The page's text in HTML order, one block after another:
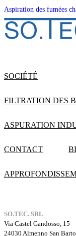
Aspiration des fumées
SOCIÉTÉ
FILTRATION DES
ASPURATION
CONTACT
SO.TEC. SRL
Via Castel Gandosso, 15
24030 Almenno San